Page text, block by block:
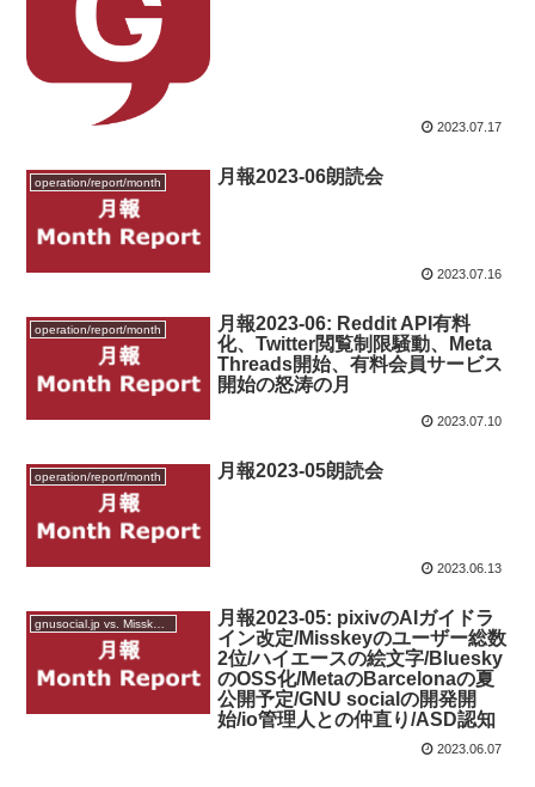
2023.07.17
operation/report/month 月報2023-06朗読会
2023.07.16
operation/report/month
月報2023-06: Reddit API有料
化、Twitter閲覧制限騒動、Meta
Threads開始、有料会員サービス
開始の怒涛の月
2023.07.10
operation/report/month 月報2023-05朗読会
2023.06.13
月報2023-05: pixivのAIガイドラ
イン改定/Misskeyのユーザー総数
2位/ハイエースの絵文字/Bluesky
のOSS化/MetaのBarcelonaの夏
公開予定/GNU socialの開発開
始/io管理人との仲直り/ASD認知
2023.06.07